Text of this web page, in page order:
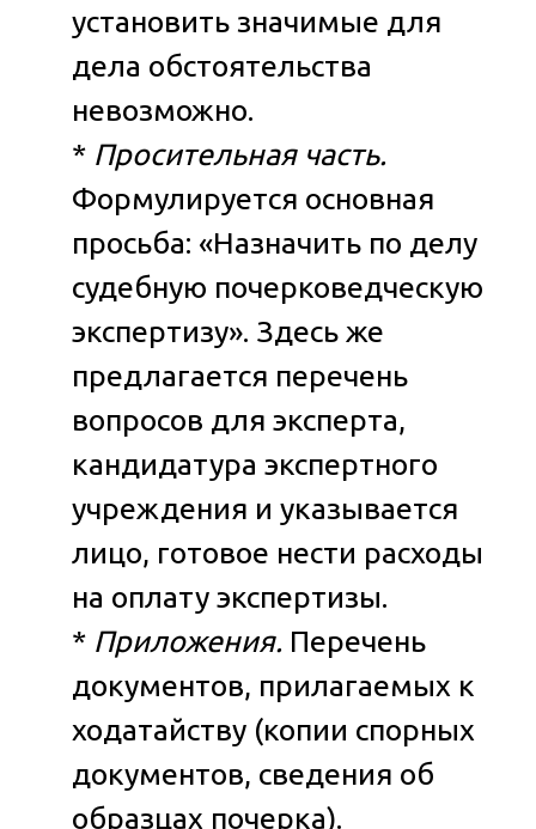
установить значимые для
дела обстоятельства
невозможно.
* Просительная часть.
Формулируется основная
просьба: «Назначить по делу
судебную почерковедческую
экспертизу». Здесь же
предлагается перечень
вопросов для эксперта,
кандидатура экспертного
учреждения и указывается
лицо, готовое нести расходы
на оплату экспертизы.
* Приложения. Перечень
документов, прилагаемых к
ходатайству (копии спорных
документов, сведения об
образцах почерка).